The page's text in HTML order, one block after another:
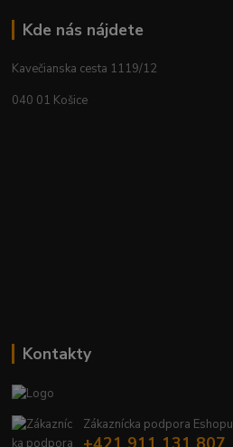
Kde nás nájdete
Kavečianska cesta 1119/12
040 01 Košice
Kontakty
Zákaznícka podpora Eshopu